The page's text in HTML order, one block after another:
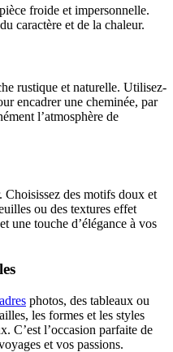
froide et impersonnelle.
caractère et de la chaleur.
rustique et naturelle. Utilisez-
encadrer une cheminée, par
l’atmosphère de
des motifs doux et
ou des textures effet
une touche d’élégance à vos
photos, des tableaux ou
les formes et les styles
C’est l’occasion parfaite de
et vos passions.